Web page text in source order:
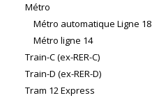
Métro
Métro automatique Ligne 18
Métro ligne 14
Train-C (ex-RER-C)
Train-D (ex-RER-D)
Tram 12 Express